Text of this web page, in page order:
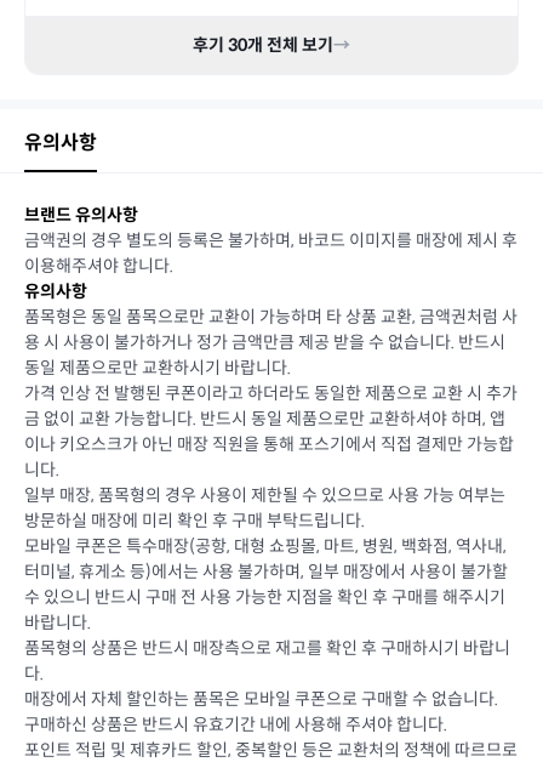
후기 30개 전체 보기→
유의사항
브랜드 유의사항
금액권의 경우 별도의 등록은 불가하며, 바코드 이미지를 매장에 제시 후
이용해주셔야 합니다.
유의사항
품목형은 동일 품목으로만 교환이 가능하며 타 상품 교환, 금액권처럼 사
용 시 사용이 불가하거나 정가 금액만큼 제공 받을 수 없습니다. 반드시
동일 제품으로만 교환하시기 바랍니다.
가격 인상 전 발행된 쿠폰이라고 하더라도 동일한 제품으로 교환 시 추가
금 없이 교환 가능합니다. 반드시 동일 제품으로만 교환하셔야 하며, 앱
이나 키오스크가 아닌 매장 직원을 통해 포스기에서 직접 결제만 가능합
니다.
일부 매장, 품목형의 경우 사용이 제한될 수 있으므로 사용 가능 여부는
방문하실 매장에 미리 확인 후 구매 부탁드립니다.
모바일 쿠폰은 특수매장(공항, 대형 쇼핑몰, 마트, 병원, 백화점, 역사내,
터미널, 휴게소 등)에서는 사용 불가하며, 일부 매장에서 사용이 불가할
수 있으니 반드시 구매 전 사용 가능한 지점을 확인 후 구매를 해주시기
바랍니다.
품목형의 상품은 반드시 매장측으로 재고를 확인 후 구매하시기 바랍니
다.
매장에서 자체 할인하는 품목은 모바일 쿠폰으로 구매할 수 없습니다.
구매하신 상품은 반드시 유효기간 내에 사용해 주셔야 합니다.
포인트 적립 및 제휴카드 할인, 중복할인 등은 교환처의 정책에 따르므로